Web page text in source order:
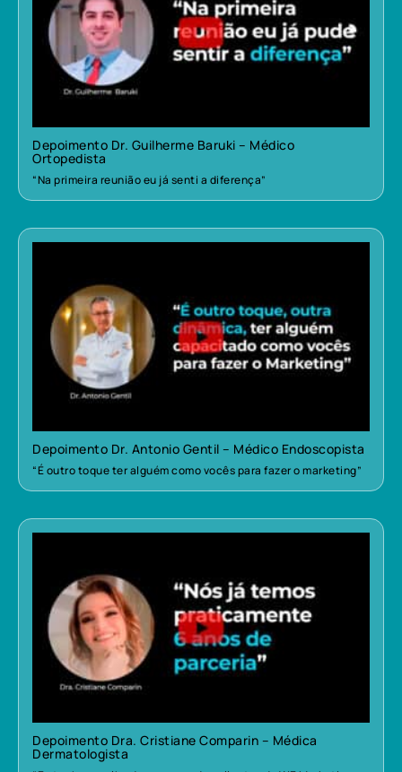
Depoimento Dr. Guilherme Baruki – Médico
Ortopedista
“Na primeira reunião eu já senti a diferença”
Depoimento Dr. Antonio Gentil – Médico Endoscopista
“É outro toque ter alguém como vocês para fazer o marketing”
Depoimento Dra. Cristiane Comparin – Médica
Dermatologista